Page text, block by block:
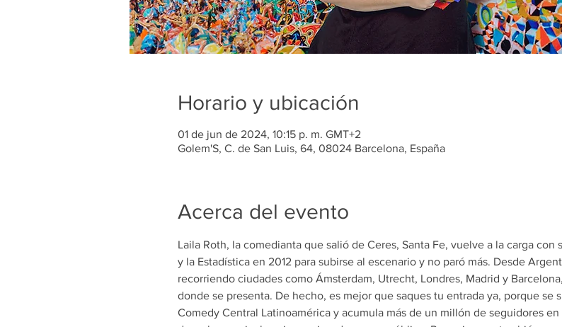
Horario y ubicación
01 de jun de 2024, 10:15 p. m. GMT+2
Golem'S, C. de San Luis, 64, 08024 Barcelona, España
Acerca del evento
Laila Roth, la comedianta que salió de Ceres, Santa Fe, vuelve a la carga
y la Estadística en 2012 para subirse al escenario y no paró más. Desde
recorriendo ciudades como Ámsterdam, Utrecht, Londres, Madrid y
donde se presenta. De hecho, es mejor que saques tu entrada ya, porque se
Comedy Central Latinoamérica y acumula más de un millón de seguidores